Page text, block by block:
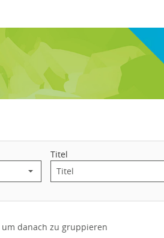
Titel
danach zu gruppieren